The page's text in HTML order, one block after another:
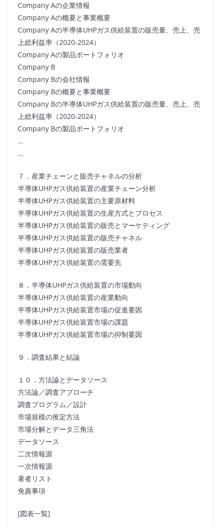
Company Aの企業情報
Company Aの概要と事業概要
Company Aの半導体UHPガス供給装置の販売量、売上、売
上総利益率（2020-2024）
Company Aの製品ポートフォリオ
Company B
Company Bの会社情報
Company Bの概要と事業概要
Company Bの半導体UHPガス供給装置の販売量、売上、売
上総利益率（2020-2024）
Company Bの製品ポートフォリオ
…
…
７．産業チェーンと販売チャネルの分析
半導体UHPガス供給装置の産業チェーン分析
半導体UHPガス供給装置の主要原材料
半導体UHPガス供給装置の生産方式とプロセス
半導体UHPガス供給装置の販売とマーケティング
半導体UHPガス供給装置の販売チャネル
半導体UHPガス供給装置の販売業者
半導体UHPガス供給装置の需要先
８．半導体UHPガス供給装置の市場動向
半導体UHPガス供給装置の産業動向
半導体UHPガス供給装置市場の促進要因
半導体UHPガス供給装置市場の課題
半導体UHPガス供給装置市場の抑制要因
９．調査結果と結論
１０．方法論とデータソース
方法論／調査アプローチ
調査プログラム／設計
市場規模の推定方法
市場分解とデータ三角法
データソース
二次情報源
一次情報源
著者リスト
免責事項
[図表一覧]